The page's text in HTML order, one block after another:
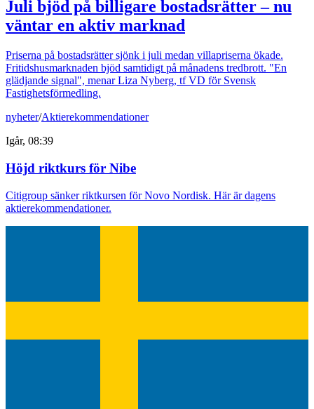
Juli bjöd på billigare bostadsrätter – nu
väntar en aktiv marknad
Priserna på bostadsrätter sjönk i juli medan villapriserna ökade.
Fritidshusmarknaden bjöd samtidigt på månadens tredbrott. "En
glädjande signal", menar Liza Nyberg, tf VD för Svensk
Fastighetsförmedling.
nyheter/Aktierekommendationer
Igår, 08:39
Höjd riktkurs för Nibe
Citigroup sänker riktkursen för Novo Nordisk. Här är dagens
aktierekommendationer.